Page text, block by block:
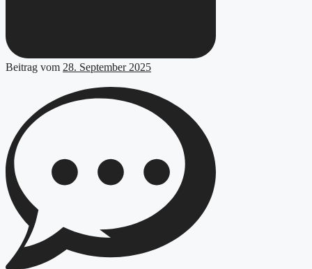
Beitrag vom 28. September 2025